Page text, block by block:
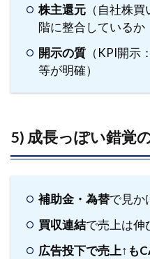
グ結
果を
保存
7.2
Step
2｜そ
パフ
比較
7.3
3｜勝
株主還元 （自社株
階に整合しているか
開示の質 （KPI開示
等が明確）
5) 成長っぽい錯覚
補助金・為替で見か
買収連結で売上は伸
広告投下で売上↑も